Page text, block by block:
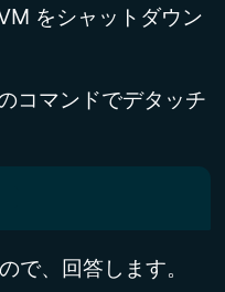
をシャットダウン
コマンドでデタッチ
で、回答します。